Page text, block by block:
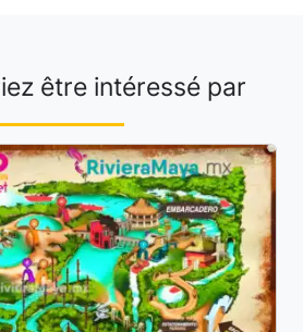
être intéressé par